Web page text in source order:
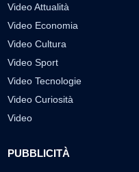
Video Attualità
Video Economia
Video Cultura
Video Sport
Video Tecnologie
Video Curiosità
Video
PUBBLICITÀ